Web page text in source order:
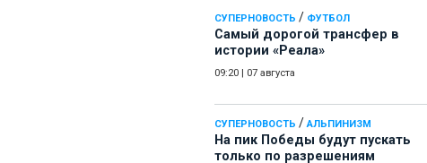
СУПЕРНОВОСТЬ / ФУТБОЛ
Самый дорогой трансфер в
истории «Реала»
09:20 07 августа
СУПЕРНОВОСТЬ / АЛЬПИНИЗМ
На пик Победы будут пускать
только по разрешениям